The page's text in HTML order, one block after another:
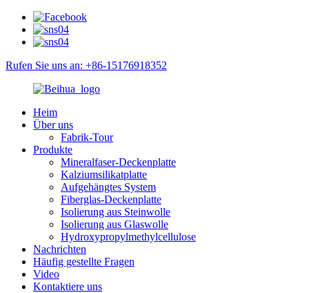
Rufen Sie uns an: +86-15176918352
Heim
Über uns
Fabrik-Tour
Produkte
Mineralfaser-Deckenplatte
Kalziumsilikatplatte
Aufgehängtes System
Fiberglas-Deckenplatte
Isolierung aus Steinwolle
Isolierung aus Glaswolle
Hydroxypropylmethylcellulose
Nachrichten
Häufig gestellte Fragen
Video
Kontaktiere uns